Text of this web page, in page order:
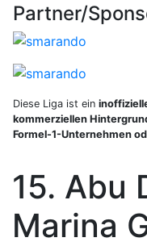
Partner/
Diese Liga ist ein
kommerziellen
Formel-1-Unternehmen
15. Abu
Marina